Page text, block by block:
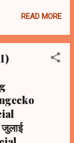
READ MORE